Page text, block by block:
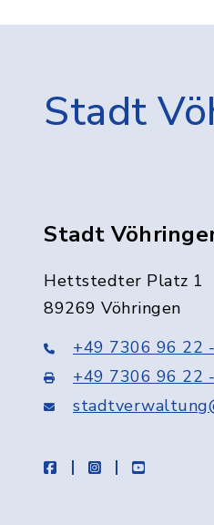
Stadt
Stadt
Hettstedter Platz 1
89269 Vöhringen
+49 7306 96 22
+49 7306 96 22
facebookinstagramyoutube